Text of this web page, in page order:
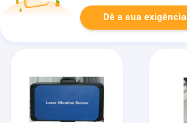
Dê a sua exigência